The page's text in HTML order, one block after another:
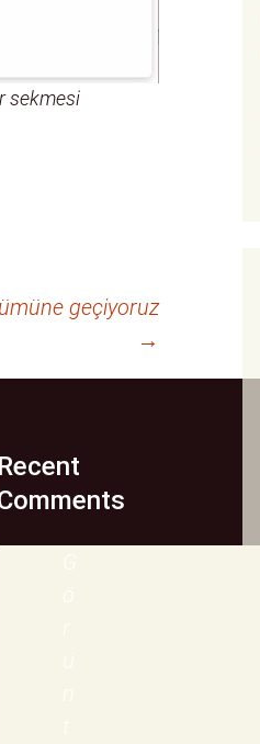
sekmesi
geçiyoruz
→
Recent
G
ö
r
ü
n
t